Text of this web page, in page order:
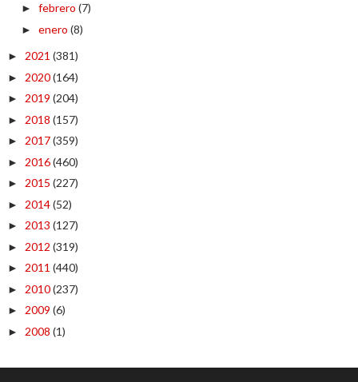
► febrero (7)
► enero (8)
► 2021 (381)
► 2020(164)
► 2019 (204)
► 2018 (157)
► 2017(359)
► 2016(460)
► 2015 (227)
► 2014(52)
► 2013 (127)
► 2012 (319)
► 2011 (440)
► 2010(237)
► 2009 (6)
► 2008 (1)